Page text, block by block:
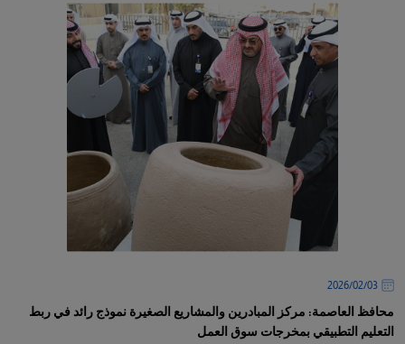
03‏/02‏/2026
محافظ العاصمة: مركز المبادرين والمشاريع الصغيرة نموذج رائد في ربط
التعليم التطبيقي بمخرجات سوق العمل